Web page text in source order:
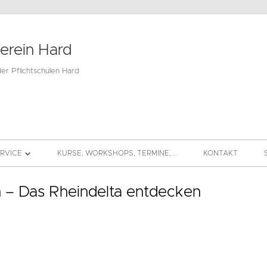
Hard
Pflichtschulen Hard
KURSE, WORKSHOPS, TERMINE, … KONTAKT
Das Rheindelta entdecken